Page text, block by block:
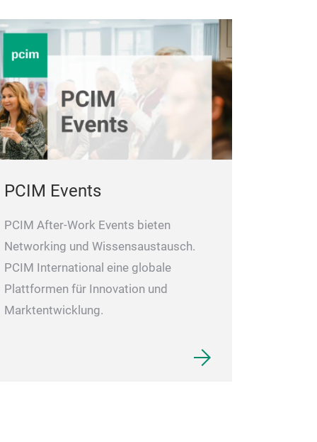
PCIM Events
PCIM After-Work Events bieten
Networking und Wissensaustausch.
PCIM International eine globale
Plattformen für Innovation und
Marktentwicklung.